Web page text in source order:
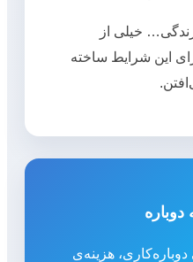
خیلی از
این شرایط ساخته
هزینه‌ی